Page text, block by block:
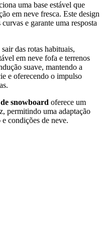
uma base estável que
em neve fresca. Este design
curvas e garante uma resposta
sairdas rotas habituais,
em neve fofa e terrenos
suave, mantendo a
e oferecendo o impulso
de snowboard oferece um
permitindo uma adaptação
e condições de neve.